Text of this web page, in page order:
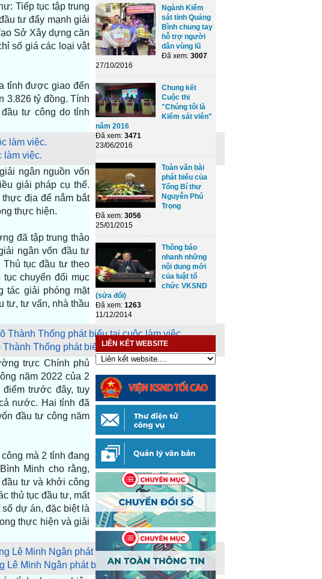
Tiếp tục tập trung
tư đẩy mạnh giải
Sở Xây dựng căn
số giá các loại vật
tỉnh được giao đến
3.826 tỷ đồng. Tính
tư công do tỉnh
làm việc.
ngân nguồn vốn
giải pháp cụ thể.
địa để nắm bắt
thực hiện.
đã tập trung thảo
ngân vốn đầu tư
tục đầu tư theo
chuyển đổi mục
tác giải phóng mặt
tư, tư vấn, nhà thầu
Thống phát biểu tại cuộc làm việc
trực Chính phủ
năm 2022 của 2
trước đây, tuy
nước. Hai tỉnh đã
đầu tư công năm
mà 2 tỉnh đang
Minh cho rằng,
tư và khởi công
thủ tục đầu tư, mất
dự án, đặc biệt là
thực hiện và giải
Minh Ngân phát biểu tại cuộc làm việc
Ngành Kiểm
sát tỉnh Quảng
Bình chung tay
hỗ trợ người
dân vùng lũ
Đã xem: 3007
27/10/2016
Chung kết
Cuộc thi
"Chúng tôi là
Kiểm sát viên"
năm 2016
Đã xem: 3471
23/06/2016
Toàn văn bài
phát biểu của
Tổng Bí thư
Nguyễn Phú
Trọng
Đã xem: 3056
25/01/2015
Thông báo
nhanh những
nội dung mới
của luật tổ
chức VKSND
(sửa đổi)
Đã xem: 1263
11/12/2014
LIÊN KẾT WEBSITE